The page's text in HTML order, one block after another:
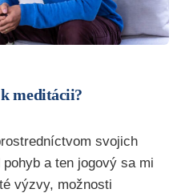
meditácii?
svojich
a ten jogový sa mi
výzvy, možnosti